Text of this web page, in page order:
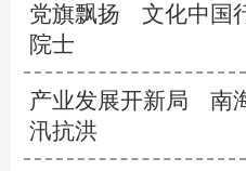
党旗飘扬 文化中国
院士
产业发展开新局 南
汛抗洪